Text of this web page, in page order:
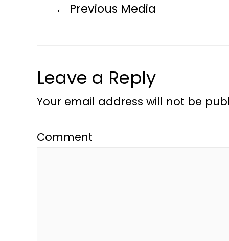
← Previous Media
Leave a Reply
Your email address will not be
Comment